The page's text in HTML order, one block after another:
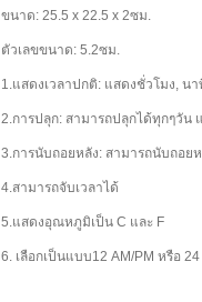
ขนาด: 25.5 x 22.5 x 2ซม.
ตัวเลขขนาด: 5.2ซม.
1.แสดงเวลาปกติ: แสดงชั่วโมง, น
2.การปลุก: สามารถปลุกได้ทุกๆวัน
3.การนับถอยหลัง: สามารถนับถอย
4.สามารถจับเวลาได้
5.แสดงอุณหภูมิเป็น C และ F
6. เลือกเป็นแบบ12 AM/PM หรือ